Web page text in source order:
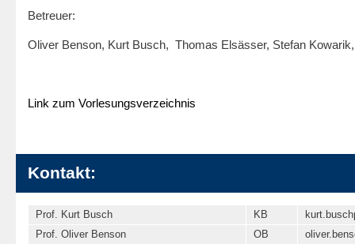
Betreuer:
Oliver Benson, Kurt Busch, Thomas Elsässer, Stefan
Link zum Vorlesungsverzeichnis
Kontakt:
Prof. Kurt Busch KB kurt.busch
Prof. Oliver Benson
OB